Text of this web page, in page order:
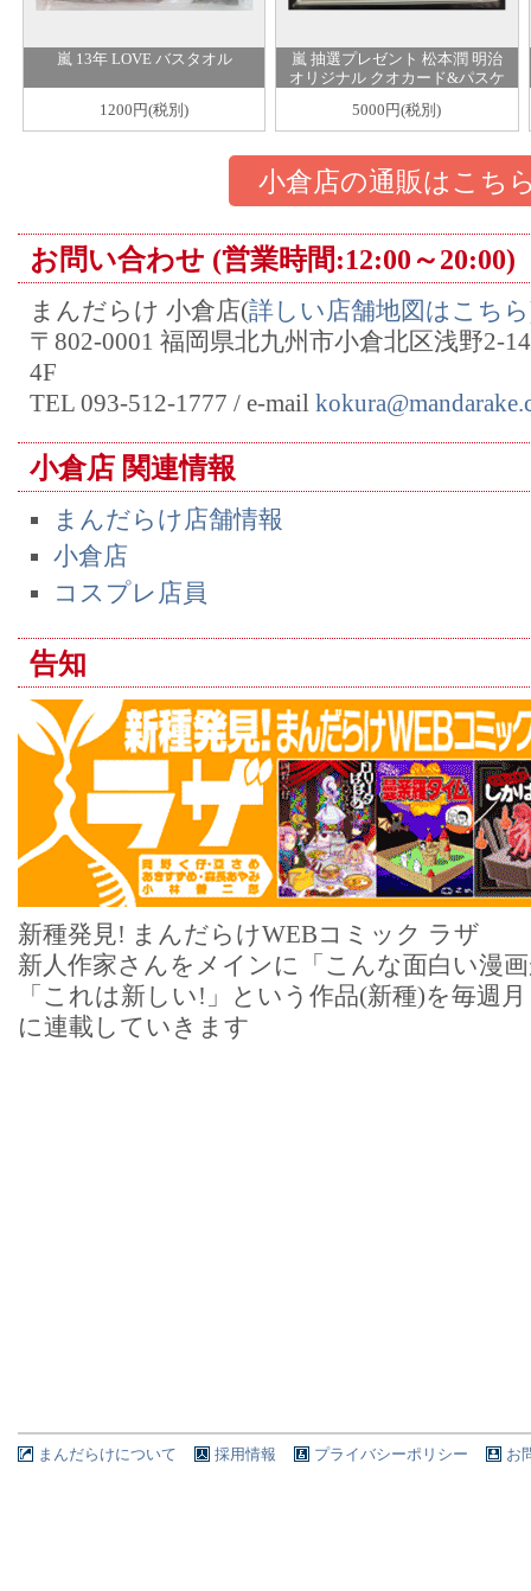
嵐 13年 LOVE バスタオル
1200円(税別)
嵐 抽選プレゼント 松本潤 明治
オリジナル クオカード&パスケ
5000円(税別)
小倉店の通販はこち
お問い合わせ (営業時間:12:00～20:00)
まんだらけ 小倉店(詳しい店舗地図はこちら
〒802-0001 福岡県北九州市小倉北区浅野2-
4F
TEL 093-512-1777 / e-mail
小倉店 関連情報
まんだらけ店舗情報
小倉店
コスプレ店員
告知
新種発見! まんだらけWEBコミック ラザ
新人作家さんをメインに「こんな面白い漫
「これは新しい!」という作品(新種)を毎週
に連載していきます
まんだらけについて 採用情報 プライバシーポリシー お